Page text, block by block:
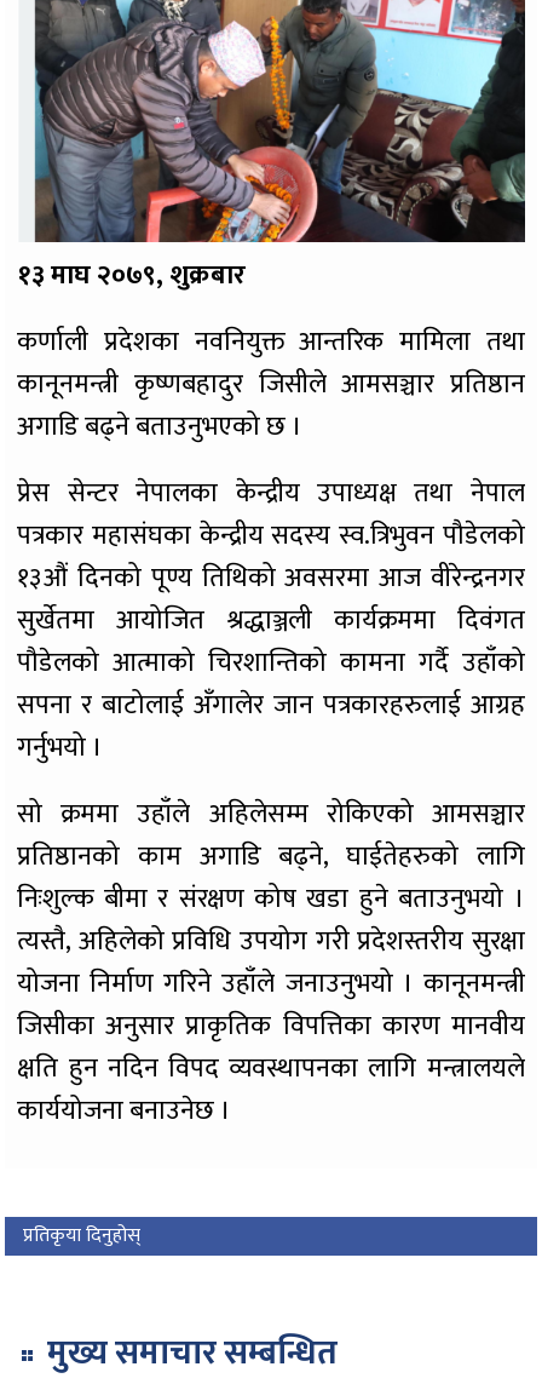
१३ माघ २०७९, शुक्रबार
कर्णाली प्रदेशका नवनियुक्त आन्तरिक मामिला तथा
कानूनमन्त्री कृष्णबहादुर जिसीले आमसञ्चार प्रतिष्ठान
अगाडि बढ्ने बताउनुभएको छ ।
प्रेस सेन्टर नेपालका केन्द्रीय उपाध्यक्ष तथा नेपाल
पत्रकार महासंघका केन्द्रीय सदस्य स्व.त्रिभुवन पौडेलको
१३औं दिनको पूण्य तिथिको अवसरमा आज वीरेन्द्रनगर
सुर्खेतमा आयोजित श्रद्धाञ्जली कार्यक्रममा दिवंगत
पौडेलको आत्माको चिरशान्तिको कामना गर्दै उहाँको
सपना र बाटोलाई अँगालेर जान पत्रकारहरुलाई आग्रह
गर्नुभयो ।
सो क्रममा उहाँले अहिलेसम्म रोकिएको आमसञ्चार
प्रतिष्ठानको काम अगाडि बढ्ने, घाईतेहरुको लागि
निःशुल्क बीमा र संरक्षण कोष खडा हुने बताउनुभयो ।
त्यस्तै, अहिलेको प्रविधि उपयोग गरी प्रदेशस्तरीय सुरक्षा
योजना निर्माण गरिने उहाँले जनाउनुभयो । कानूनमन्त्री
जिसीका अनुसार प्राकृतिक विपत्तिका कारण मानवीय
क्षति हुन नदिन विपद व्यवस्थापनका लागि मन्त्रालयले
कार्ययोजना बनाउनेछ ।
प्रतिकृया दिनुहोस्
मुख्य समाचार सम्बन्धित